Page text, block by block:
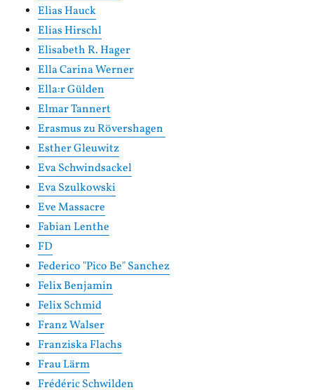
Elias Hauck
Elias Hirschl
Elisabeth R. Hager
Ella Carina Werner
Ella:r Gülden
Elmar Tannert
Erasmus zu Rövershagen
Esther Gleuwitz
Eva Schwindsackel
Eva Szulkowski
Eve Massacre
Fabian Lenthe
FD
Federico "Pico Be" Sanchez
Felix Benjamin
Felix Schmid
Franz Walser
Franziska Flachs
Frau Lärm
Frédéric Schwilden